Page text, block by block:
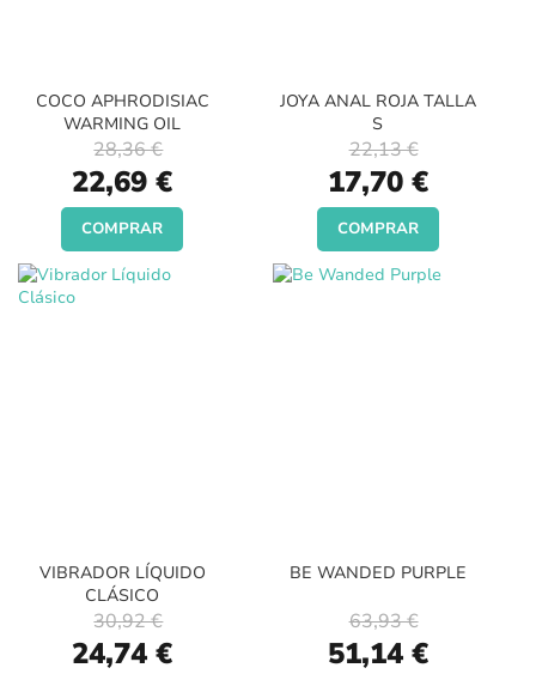
COCO APHRODISIAC
WARMING OIL
Special
Price
22,69 €
28,36 €
COMPRAR
JOYA ANAL ROJA TALLA
S
Special
Price
17,70 €
22,13 €
COMPRAR
VIBRADOR LÍQUIDO
CLÁSICO
Special
Price
24,74 €
30,92 €
BE WANDED PURPLE
Special
Price
51,14 €
63,93 €